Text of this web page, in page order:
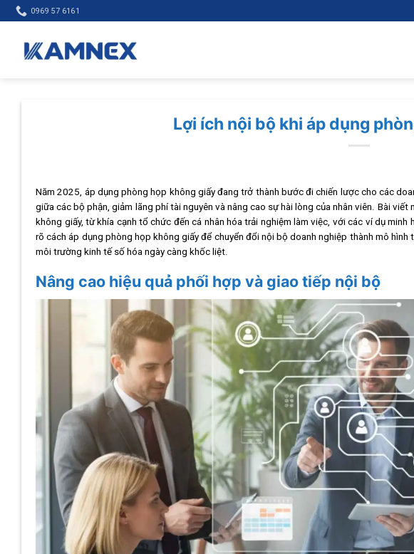
Skip
to
0969 57 6161
Lợi ích nội bộ khi áp dụng
Năm 2025, áp dụng phòng họp không giấy đang trở thành bước đi chiến lược cho các
giữa các bộ phận, giảm lãng phí tài nguyên và nâng cao sự hài lòng của nhân viên. Bài
không giấy, từ khía cạnh tổ chức đến cá nhân hóa trải nghiệm làm việc, với các ví dụ
rõ cách áp dụng phòng họp không giấy để chuyển đổi nội bộ doanh nghiệp thành mô
môi trường kinh tế số hóa ngày càng khốc liệt.
Nâng cao hiệu quả phối hợp và giao tiếp nội bộ